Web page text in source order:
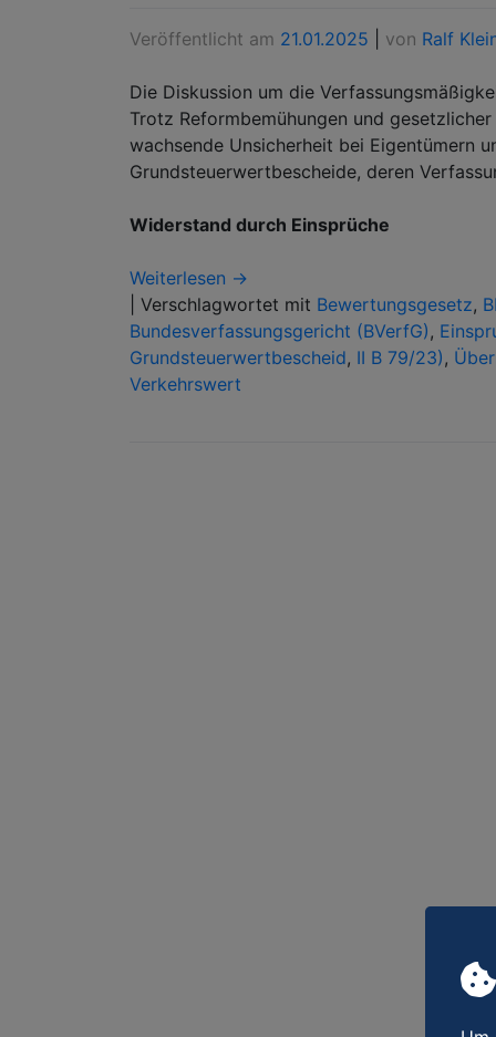
Veröffentlicht am 21.01.2025 von Ralf
Die Diskussion um die
Trotz Reformbemühungen und
wachsende Unsicherheit bei Eigentümern
Grundsteuerwertbescheide, deren
Widerstand durch Einsprüche
Weiterlesen →
Verschlagwortet mit Bewertungsgesetz,
Bundesverfassungsgericht (BVerfG) ,
Grundsteuerwertbescheid, II B 79/23) ,
Verkehrswert